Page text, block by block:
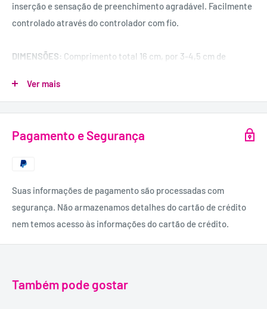
inserção e sensação de preenchimento agradável. Facilmente
controlado através do controlador com fio.
DIMENSÕES: Comprimento total 16 cm, por 3-4,5 cm de
Ver mais
Pagamento e Segurança
Suas informações de pagamento são processadas com
segurança. Não armazenamos detalhes do cartão de crédito
nem temos acesso às informações do cartão de crédito.
Também pode gostar